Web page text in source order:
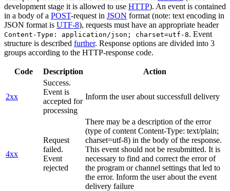
development stage it is allowed to use HTTP). An event is contained
in a body of a POST-request in JSON format (note: text encoding in
JSON format is UTF-8), requests must have an appropriate header
Content-Type: application/json; charset=utf-8. Event
structure is described further. Response options are divided into 3
groups according to the HTTP-response code.
Code Description Action
2xx
Success.
Event is
accepted for
processing
Inform the user about successfull delivery
4xx
Request
failed.
Event
rejected
There may be a description of the error
(type of content Content-Type: text/plain;
charset=utf-8) in the body of the response.
This event should not be resubmitted. It is
necessary to find and correct the error of
the program or channel settings that led to
the error. Inform the user about the event
delivery failure